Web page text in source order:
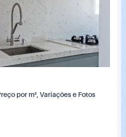
por m², Variações e Fotos